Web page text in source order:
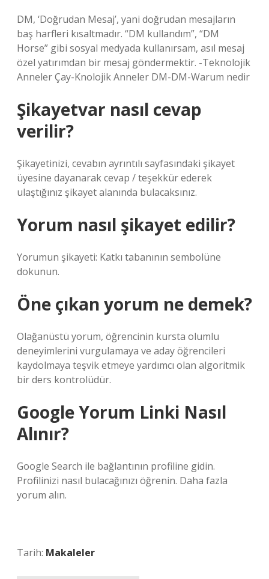
DM, ‘Doğrudan Mesaj’, yani doğrudan mesajların
baş harfleri kısaltmadır. “DM kullandım”, “DM
Horse” gibi sosyal medyada kullanırsam, asıl mesaj
özel yatırımdan bir mesaj göndermektir. -Teknolojik
Anneler Çay-Knolojik Anneler DM-DM-Warum nedir
Şikayetvar nasıl cevap
verilir?
Şikayetinizi, cevabın ayrıntılı sayfasındaki şikayet
üyesine dayanarak cevap / teşekkür ederek
ulaştığınız şikayet alanında bulacaksınız.
Yorum nasıl şikayet edilir?
Yorumun şikayeti: Katkı tabanının sembolüne
dokunun.
Öne çıkan yorum ne demek?
Olağanüstü yorum, öğrencinin kursta olumlu
deneyimlerini vurgulamaya ve aday öğrencileri
kaydolmaya teşvik etmeye yardımcı olan algoritmik
bir ders kontrolüdür.
Google Yorum Linki Nasıl
Alınır?
Google Search ile bağlantının profiline gidin.
Profilinizi nasıl bulacağınızı öğrenin. Daha fazla
yorum alın.
Tarih: Makaleler